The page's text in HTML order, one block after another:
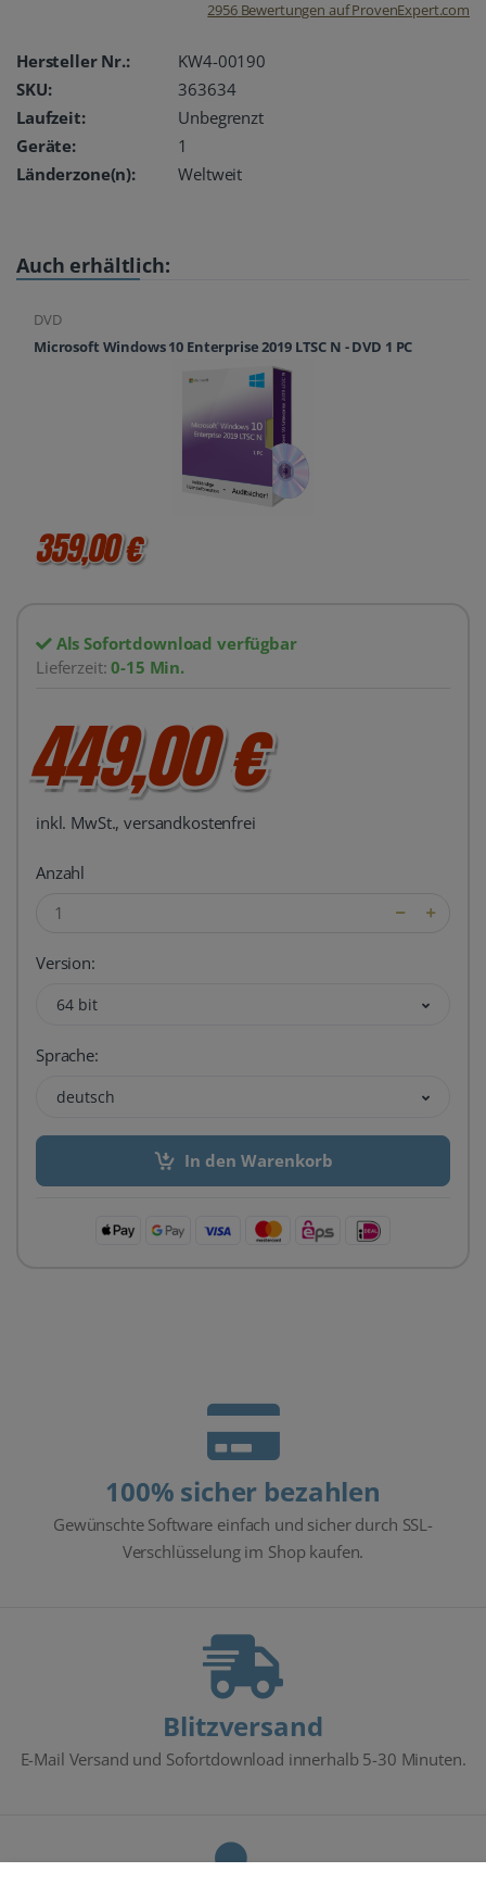
2956Bewertungen auf ProvenExpert.com
Hersteller Nr.:
KW4-00190
SKU:
363634
Laufzeit:
Unbegrenzt
Geräte:
1
Länderzone(n):
Weltweit
Auch erhältlich:
DVD
Microsoft Windows 10 Enterprise 2019 LTSC N - DVD 1 PC
359,00 €
Als Sofortdownload verfügbar
Lieferzeit:0-15 Min.
449,00 €
inkl. MwSt., versandkostenfrei
Anzahl
Version:
64 bit
Sprache:
deutsch
In den Warenkorb
100% sicher bezahlen
Gewünschte Software einfach und sicher durch SSL-
Verschlüsselung im Shop kaufen.
Blitzversand
E-Mail Versand und Sofortdownload innerhalb 5-30 Minuten.